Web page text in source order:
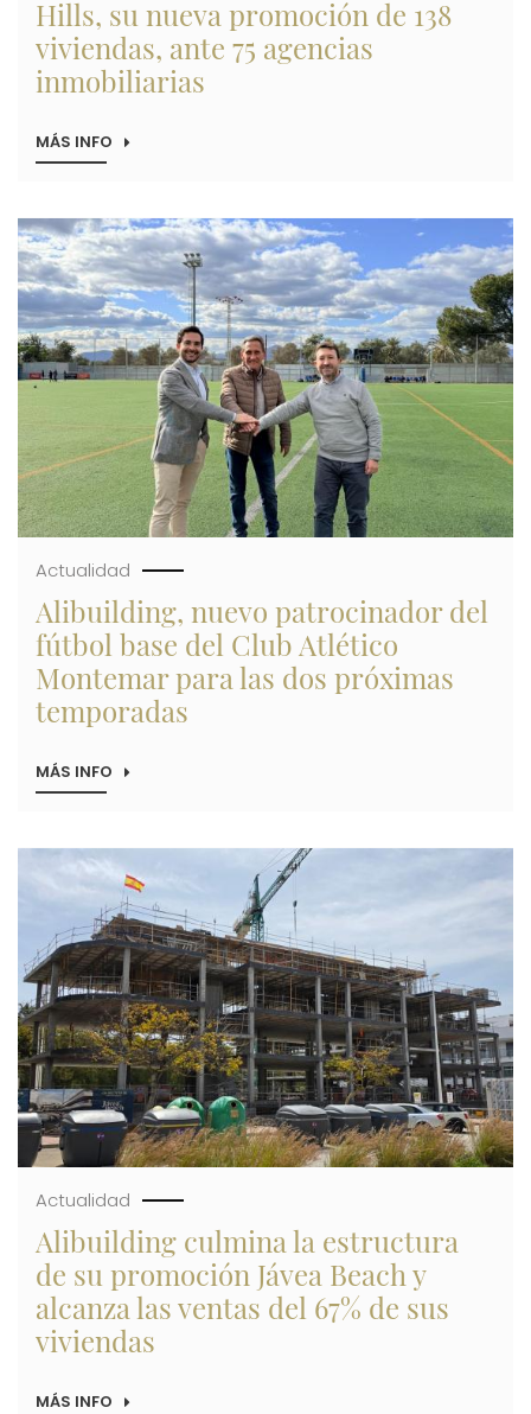
Hills, su nueva promoción de 138
viviendas, ante 75 agencias
inmobiliarias
MÁS INFO SOBRE
HILLS,
SU
NUEVA
PROMOCIÓN
DE
138
VIVIENDAS,
ANTE
75
AGENCIAS
INMOBILIARIAS
Imagen
Actualidad
Alibuilding, nuevo patrocinador del
fútbol base del Club Atlético
Montemar para las dos próximas
temporadas
MÁS INFO SOBRE
DEL
FÚTBOL
BASE
DEL
CLUB
ATLÉTICO
MONTEMAR
PARA
LAS
DOS
PRÓXIMAS
TEMPORADAS
Imagen
Actualidad
Alibuilding culmina la estructura
de su promoción Jávea Beach y
alcanza las ventas del 67% de sus
viviendas
MÁS INFO SOBRE